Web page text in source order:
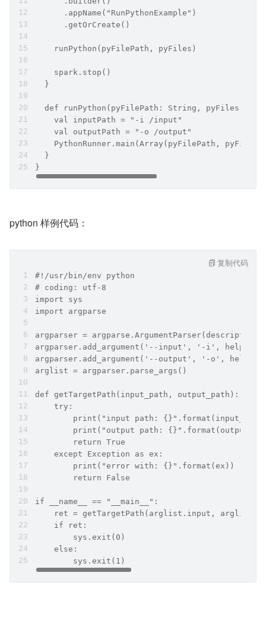
      .appName("RunPythonExample")
      .getOrCreate()
    runPython(pyFilePath, pyFiles)
    spark.stop()
  }
def runPython(pyFilePath: String, pyFiles
    val inputPath = "-i /input"
    val outputPath = "-o /output"
PythonRunner.main(Array(pyFilePath,
  }
}
​python 样例代码：
#!/usr/bin/env python
# coding: utf-8
import sys
import argparse
argparser =
argparser.add_argument('--input', '-i',
argparser.add_argument('--output', '-o',
arglist = argparser.parse_args()
def getTargetPath(input_path, output_path):
    try:
print("input path:
print("output path:
        return True
    except Exception as ex:
        print("error with: {}".format(ex))
        return False
if __name__ == "__main__":
ret = getTargetPath(arglist.input,
    if ret:
        sys.exit(0)
    else:
        sys.exit(1)
复制代码